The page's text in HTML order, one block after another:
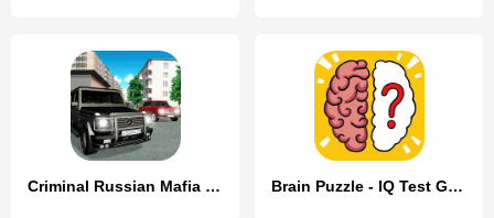
Criminal Russian Mafia Cars Brain Puzzle - IQ Test Games